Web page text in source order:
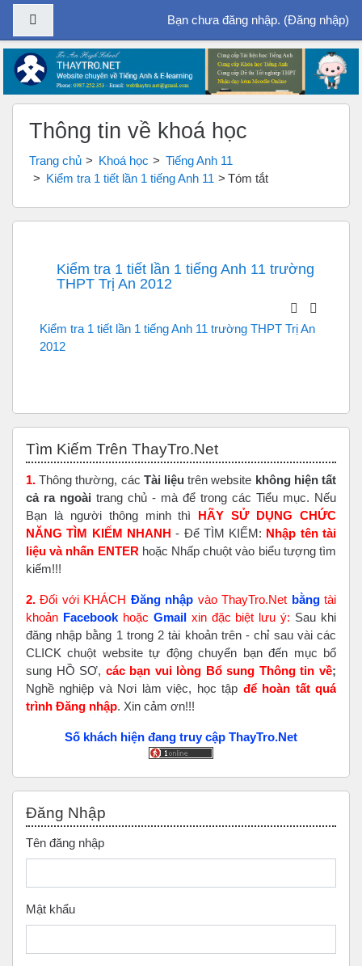
Chuyển tới nội dung chính
Bạn chưa đăng nhập. (Đăng nhập)
Thông tin về khoá học
Trang chủ Khoá học
Tiếng Anh 11
Kiểm tra 1 tiết lần 1 tiếng Anh 11
Tóm tắt
Kiểm tra 1 tiết lần 1 tiếng Anh 11 trường
THPT Trị An 2012
Kiểm tra 1 tiết lần 1 tiếng Anh 11 trường THPT Trị An
2012
Tìm Kiếm Trên ThayTro.Net
1. Thông thường, các Tài liệu trên website không hiện tất
cả ra ngoài trang chủ - mà để trong các Tiểu mục. Nếu
Bạn là người thông minh thì HÃY SỬ DỤNG CHỨC
NĂNG TÌM KIẾM NHANH - Để TÌM KIẾM: Nhập tên tài
liệu và nhấn ENTER hoặc Nhấp chuột vào biểu tượng tìm
kiếm!!!
2. Đối với KHÁCH Đăng nhập vào ThayTro.Net bằngtài
khoản Facebook hoặc Gmailxin đặc biệt lưu ý: Sau khi
đăng nhập bằng 1 trong 2 tài khoản trên - chỉ sau vài các
CLICK chuột website tự động chuyển bạn đến mục bổ
sung HỒ SƠ, các bạn vui lòng Bổ sung Thông tin về;
Nghề nghiệp và Nơi làm việc, học tập để hoàn tấtquá
trình Đăng nhập. Xin cảm ơn!!!
Số khách hiện đang truy cập ThayTro.Net
Đăng Nhập
Tên đăng nhập
Mật khẩu